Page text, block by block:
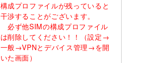
構成プロファイルが残っていると
干渉することがございます。
必ず他SIMの構成プロファイル
は削除してください！！（設定→
一般→VPNとデバイス管理→を開
いた画面）